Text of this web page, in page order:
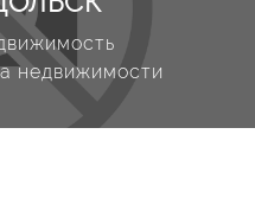
недвижимости